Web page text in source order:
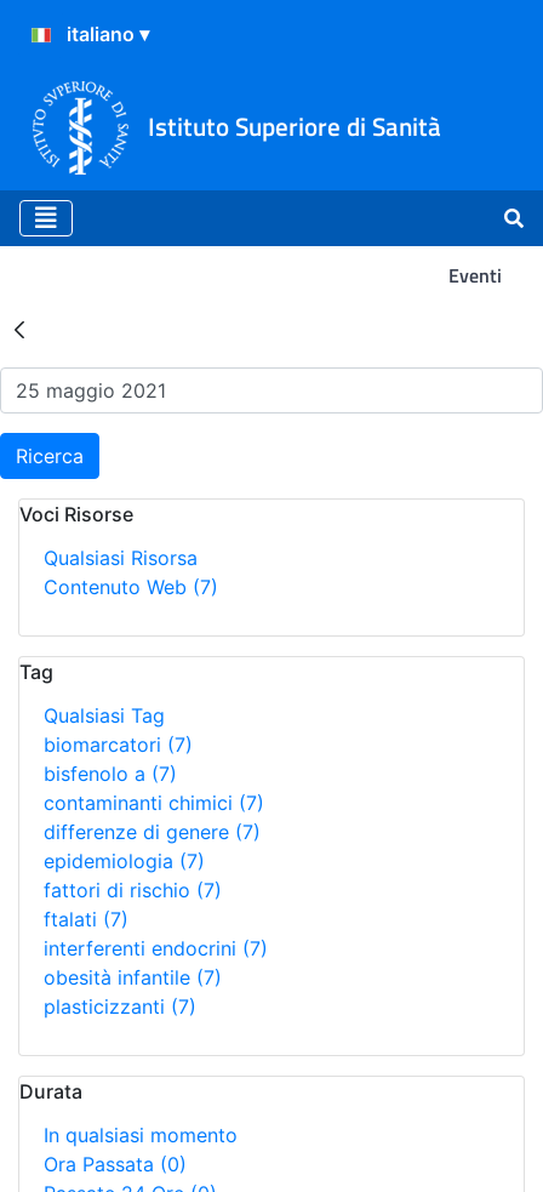
Istituto Superiore di Sanità
Eventi
Risultati della Ricerca -
Ricerca
Voci Risorse
Qualsiasi Risorsa
Contenuto Web (7)
Tag
Qualsiasi Tag
biomarcatori (7)
bisfenolo a (7)
contaminanti chimici (7)
differenze di genere (7)
epidemiologia (7)
fattori di rischio (7)
ftalati (7)
interferenti endocrini (7)
obesità infantile (7)
plasticizzanti (7)
Durata
In qualsiasi momento
Ora Passata (0)